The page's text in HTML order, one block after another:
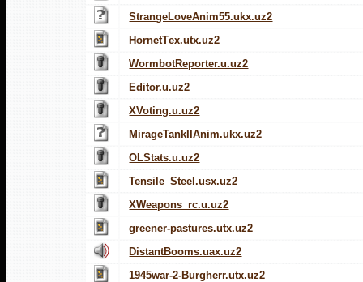
StrangeLoveAnim55.ukx.uz2
HornetTex.utx.uz2
WormbotReporter.u.uz2
Editor.u.uz2
XVoting.u.uz2
MirageTankIIAnim.ukx.uz2
OLStats.u.uz2
Tensile_Steel.usx.uz2
XWeapons_rc.u.uz2
greener-pastures.utx.uz2
DistantBooms.uax.uz2
1945war-2-Burgherr.utx.uz2